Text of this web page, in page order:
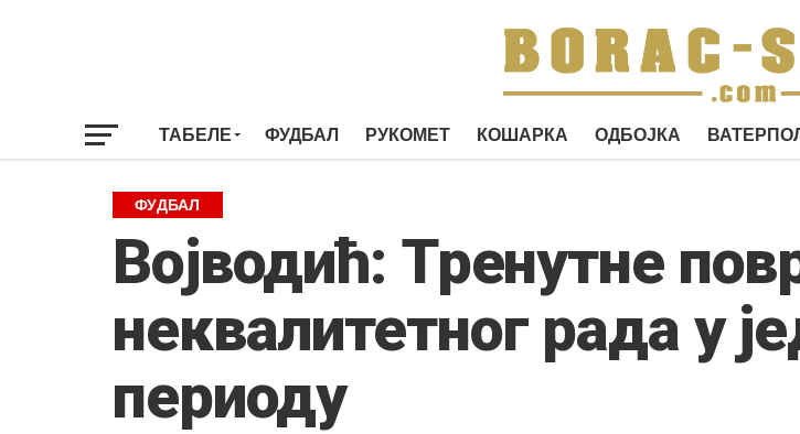
ТАБЕЛЕ ФУДБАЛ РУКОМЕТ КОШАРКА ОДБОЈКА
ФУДБАЛ
Војводић: Тренутне
неквалитетног рада у
периоду